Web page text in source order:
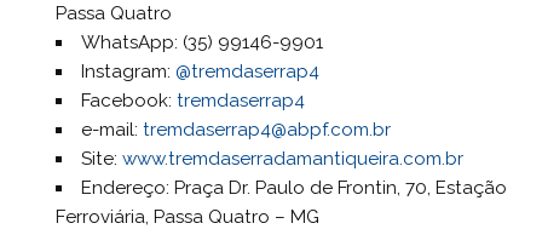
Passa Quatro
WhatsApp: (35) 99146-9901
Instagram: @tremdaserrap4
Facebook: tremdaserrap4
e-mail: tremdaserrap4@abpf.com.br
Site: www.tremdaserradamantiqueira.com.br
Endereço: Praça Dr. Paulo de Frontin, 70, Estação
Ferroviária, Passa Quatro – MG